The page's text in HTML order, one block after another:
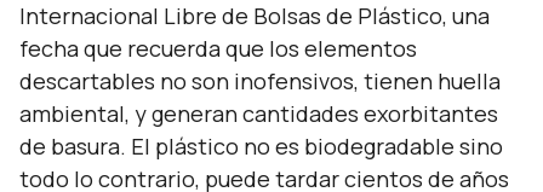
Internacional Libre de Bolsas de Plástico, una
fecha que recuerda que los elementos
descartables no son inofensivos, tienen huella
ambiental, y generan cantidades exorbitantes
de basura. El plástico no es biodegradable sino
todo lo contrario, puede tardar cientos de años